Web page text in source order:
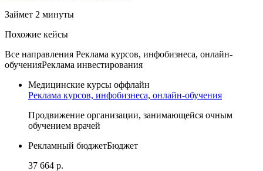
Займет 2 минуты
Похожие кейсы
Все направления Реклама курсов, инфобизнеса, онлайн-
обученияРеклама инвестирования
Медицинские курсы оффлайн
Реклама курсов, инфобизнеса, онлайн-обучения
Продвижение организации, занимающейся очным
обучением врачей
Рекламный бюджетБюджет
37 664 р.